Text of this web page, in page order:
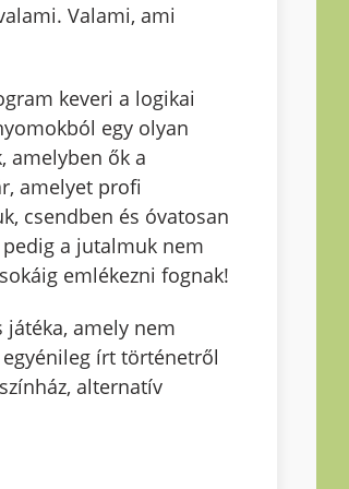
Valami, ami
keveri a logikai
egy olyan
amelyben ők a
amelyet profi
csendben és óvatosan
a jutalmuk nem
emlékezni fognak!
játéka, amely nem
írt történetről
alternatív